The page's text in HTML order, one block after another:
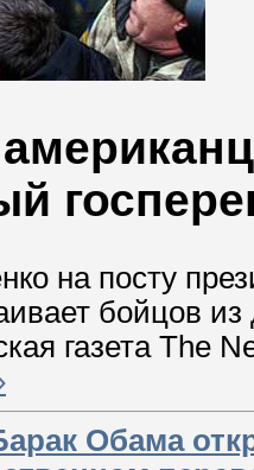
на посту
бойцов
газета The
Обама